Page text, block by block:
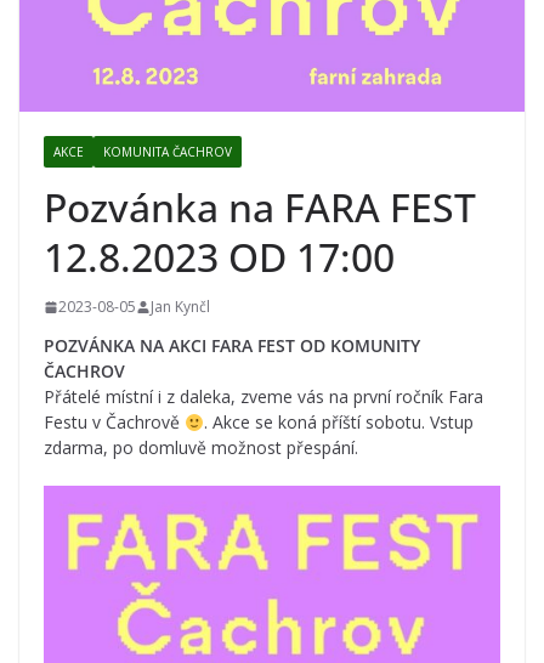
AKCE KOMUNITA ČACHROV
Pozvánka na FARA FEST
12.8.2023 OD 17:00
2023-08-05 Jan Kynčl
POZVÁNKA NA AKCI FARA FEST OD KOMUNITY
ČACHROV
Přátelé místní i z daleka, zveme vás na první ročník Fara
Festu v Čachrově
. Akce se koná příští sobotu. Vstup
zdarma, po domluvě možnost přespání.